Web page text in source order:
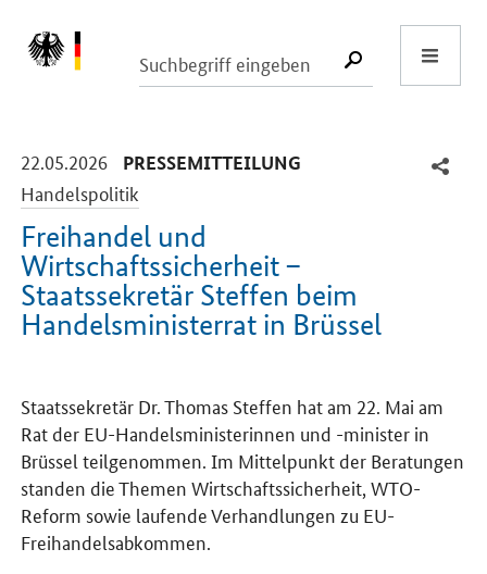
SUCHE
22.05.2026 -
PRESSEMITTEILUNG
Handelspolitik
Freihandel und
Wirtschaftssicherheit –
Staatssekretär Steffen beim
Handelsministerrat in Brüssel
Staatssekretär Dr. Thomas Steffen hat am 22. Mai am
Rat der EU-Handelsministerinnen und -minister in
Brüssel teilgenommen. Im Mittelpunkt der Beratungen
standen die Themen Wirtschaftssicherheit, WTO-
Reform sowie laufende Verhandlungen zu EU-
Freihandelsabkommen.